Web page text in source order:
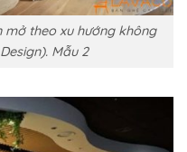
mở theo xu hướng không
Mẫu 2